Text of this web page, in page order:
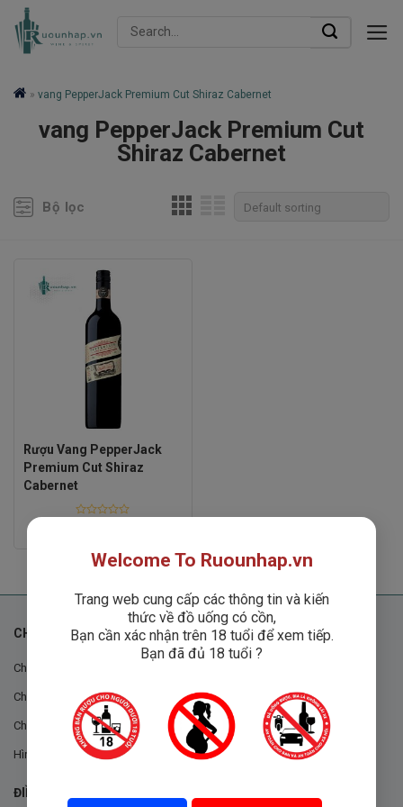
Skip
Search
» vang PepperJack Premium Cut Shiraz Cabernet
vang PepperJack Premium Cut
Shiraz Cabernet
Bộ lọc
Rượu Vang PepperJack
Premium Cut Shiraz
Cabernet
CHÍNH SÁCH
Chính sách chung
Chính sách đổi trả
Chính sách mua hàng
Hình thức thanh toán
ĐIỀU KHOẢN VÀ CHÍNH SÁCH
Welcome To Ruounhap.vn
Trang web cung cấp các thông tin và kiến
thức về đồ uống có cồn,
Bạn cần xác nhận trên 18 tuổi để xem tiếp.
Bạn đã đủ 18 tuổi ?